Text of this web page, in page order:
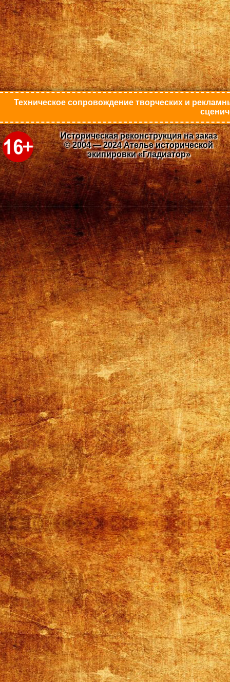
Техническое сопровождение творческих и
Историческая реконструкция на заказ
© 2004 — 2024 Ателье исторической
экипировки «Гладиатор»